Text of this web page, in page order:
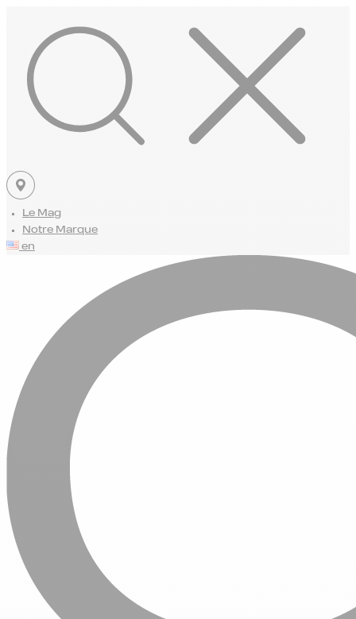
Le Mag
Notre Marque
en